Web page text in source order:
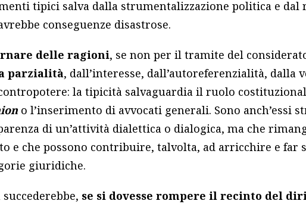
tipici salva dalla strumentalizzazione politica e dal
conseguenze disastrose.
delle ragioni, se non per il tramite del
parzialità, dall’interesse, dall’autoreferenzialità,
la tipicità salvaguardia il ruolo
o l’inserimento di avvocati generali. Sono anch’essi
di un’attività dialettica o dialogica, ma che
e che possono contribuire, talvolta, ad arricchire e far
giuridiche.
succederebbe, se si dovesse rompere il recinto del